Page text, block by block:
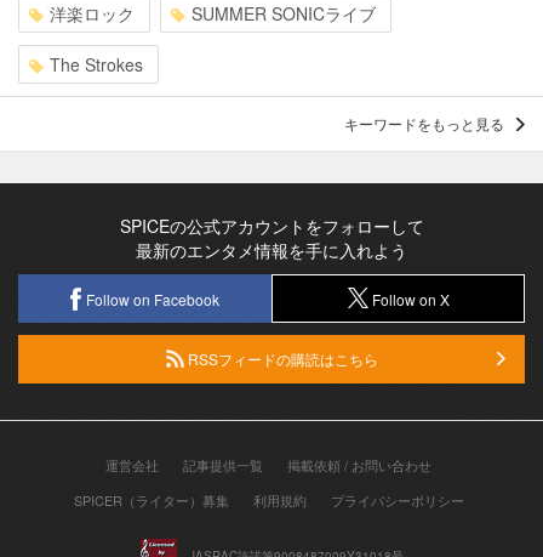
洋楽ロック SUMMER SONICライブ
The Strokes
キーワードをもっと見る
SPICEの公式アカウントをフォローして
最新のエンタメ情報を手に入れよう
Follow on Facebook Follow on X
RSSフィードの購読はこちら
運営会社 記事提供一覧
掲載依頼 / お問い合わせ
SPICER（ライター）募集
利用規約 プライバシーポリシー